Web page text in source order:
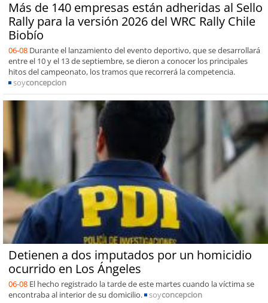
Más de 140 empresas están adheridas al Sello
Rally para la versión 2026 del WRC Rally Chile
Biobío
06-08 Durante el lanzamiento del evento deportivo, que se desarrollará
entre el 10 y el 13 de septiembre, se dieron a conocer los principales
hitos del campeonato, los tramos que recorrerá la competencia.
soyconcepcion
Detienen a dos imputados por un homicidio
ocurrido en Los Ángeles
06-08 El hecho registrado la tarde de este martes cuando la víctima se
encontraba al interior de su domicilio.
soyconcepcion